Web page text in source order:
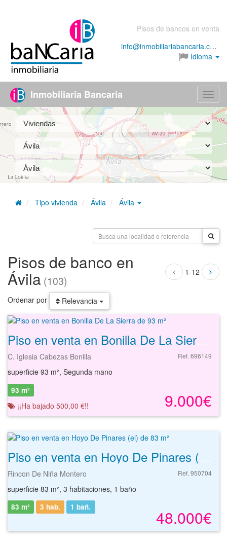
Pisos de bancos en venta
info@inmobiliariabancaria.com
Idioma
Menú
Inmobiliaria Bancaria
Tipo vivienda Ávila Ávila
1-12
Pisos de banco en
Ávila (103)
Ordenar por Relevancia
C. Iglesia Cabezas Bonilla Ref. 696149
superficie 93 m², Segunda mano
9.000€
93 m²
¡¡Ha bajado 500,00 €!!
Rincon De Niña Montero Ref. 950704
superficie 83 m², 3 habitaciones, 1 baño
48.000€
83 m² 3 hab. 1 bañ.